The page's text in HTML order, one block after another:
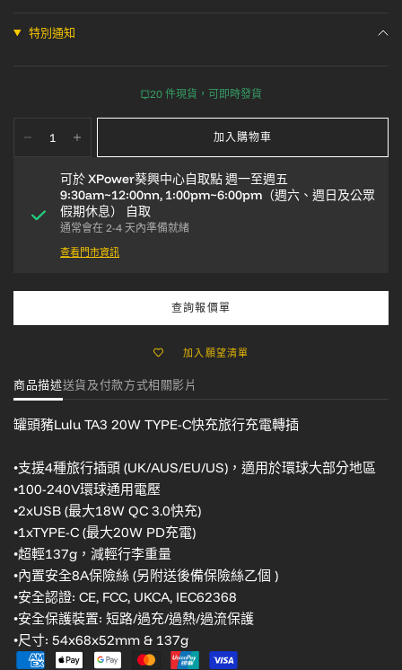
特別通知
20 件現貨，可即時發貨
加入購物車
可於XPower葵興中心自取點 週一至週五
9:30am~12:00nn, 1:00pm~6:00pm（週六、週日及公眾
假期休息）
自取
通常會在 2-4 天內準備就緒
查看門市資訊
查詢報價單
加入願望清單
商品描述送貨及付款方式相關影片
罐頭豬Lulu TA3 20W TYPE-C快充旅行充電轉插
•支援4種旅行插頭 (UK/AUS/EU/US)，適用於環球大部分地區
•100-240V環球通用電壓
•2xUSB (最大18W QC 3.0快充)
•1xTYPE-C (最大20W PD充電)
•超輕137g，減輕行李重量
•內置安全8A保險絲 (另附送後備保險絲乙個 )
•安全認證: CE, FCC, UKCA, IEC62368
•安全保護裝置: 短路/過充/過熱/過流保護
•尺寸: 54x68x52mm & 137g